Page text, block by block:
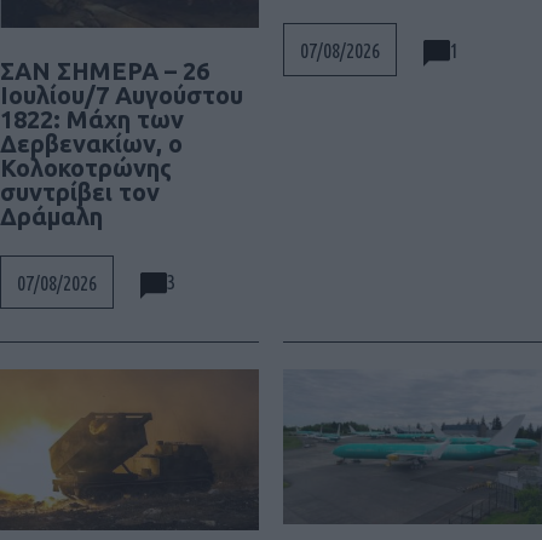
ΣΑΝ ΣΗΜΕΡΑ – 26
Ιουλίου/7 Αυγούστου
1822: Μάχη των
Δερβενακίων, ο
Κολοκοτρώνης
συντρίβει τον
Δράμαλη
07/08/2026 3
07/08/2026 1